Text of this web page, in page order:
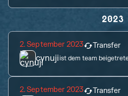
2023
2. September 2023 Transfer
cynujiist dem team
2. September 2023 Transfer